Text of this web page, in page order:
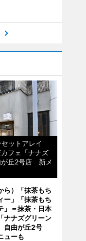
ットアレイ
フェ「ナナズ
が丘2号店 新メ
ら）「抹茶もち
ー」「抹茶もち
」＝抹茶・日本
ナナズグリーン
自由が丘2号
ューも